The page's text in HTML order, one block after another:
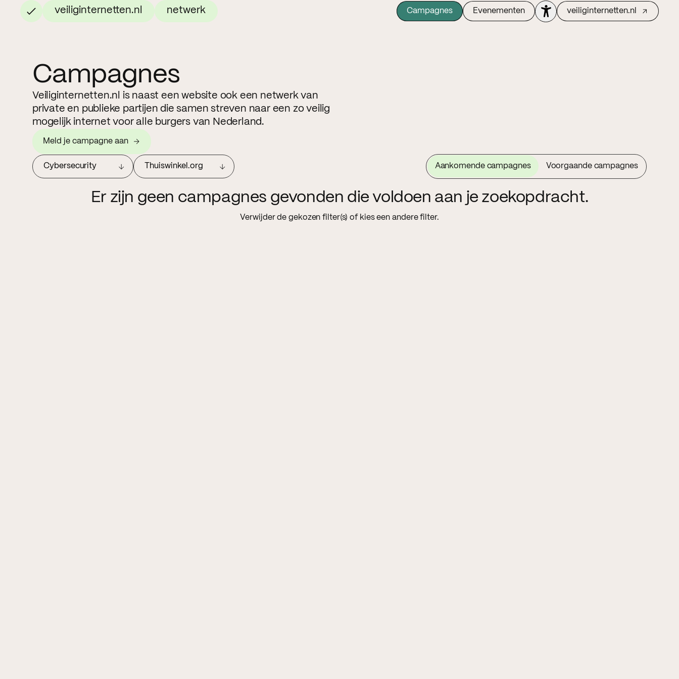
veiliginternetten.nl netwerk Campagnes Evenementen veiliginternetten.nl
Campagnes
Veiliginternetten.nl is naast een website ook een netwerk van
private en publieke partijen die samen streven naar een zo veilig
mogelijk internet voor alle burgers van Nederland.
Meld je campagne aan
Cybersecurity Thuiswinkel.org Aankomende campagnes Voorgaande campagnes
Er zijn geen campagnes gevonden die voldoen aan je zoekopdracht.
Verwijder de gekozen filter(s) of kies een andere filter.